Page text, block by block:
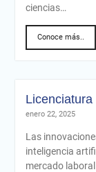
ciencias…
Conoce más..
enero 22, 2025
Las
inteligencia
mercado